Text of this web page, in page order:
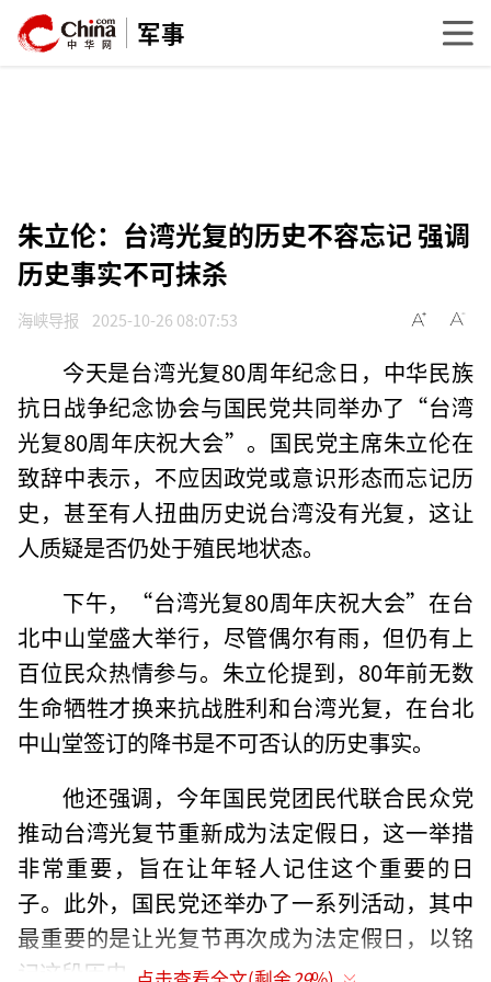
军事
朱立伦：台湾光复的历史不容忘记 强调
历史事实不可抹杀
海峡导报 2025-10-26 08:07:53
今天是台湾光复80周年纪念日，中华民族
抗日战争纪念协会与国民党共同举办了“台湾
光复80周年庆祝大会”。国民党主席朱立伦在
致辞中表示，不应因政党或意识形态而忘记历
史，甚至有人扭曲历史说台湾没有光复，这让
人质疑是否仍处于殖民地状态。
下午，“台湾光复80周年庆祝大会”在台
北中山堂盛大举行，尽管偶尔有雨，但仍有上
百位民众热情参与。朱立伦提到，80年前无数
生命牺牲才换来抗战胜利和台湾光复，在台北
中山堂签订的降书是不可否认的历史事实。
他还强调，今年国民党团民代联合民众党
推动台湾光复节重新成为法定假日，这一举措
非常重要，旨在让年轻人记住这个重要的日
子。此外，国民党还举办了一系列活动，其中
最重要的是让光复节再次成为法定假日，以铭
记这段历史。